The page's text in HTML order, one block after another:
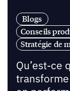
Blogs
Conseils
Stratégie de
Qu’est-ce